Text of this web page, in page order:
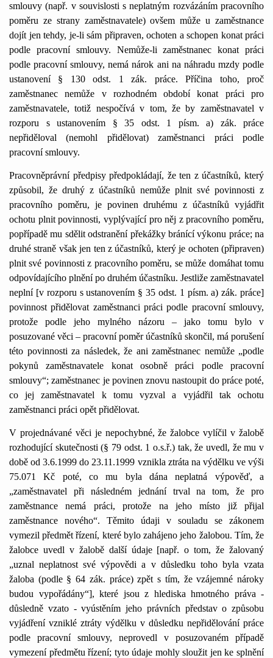
smlouvy (např. v souvislosti s neplatným rozvázáním pracovního
poměru ze strany zaměstnavatele) ovšem může u zaměstnance
dojít jen tehdy, je-li sám připraven, ochoten a schopen konat práci
podle pracovní smlouvy. Nemůže-li zaměstnanec konat práci
podle pracovní smlouvy, nemá nárok ani na náhradu mzdy podle
ustanovení § 130 odst. 1 zák. práce. Příčina toho, proč
zaměstnanec nemůže v rozhodném období konat práci pro
zaměstnavatele, totiž nespočívá v tom, že by zaměstnavatel v
rozporu s ustanovením § 35 odst. 1 písm. a) zák. práce
nepřiděloval (nemohl přidělovat) zaměstnanci práci podle
pracovní smlouvy.
Pracovněprávní předpisy předpokládají, že ten z účastníků, který
způsobil, že druhý z účastníků nemůže plnit své povinnosti z
pracovního poměru, je povinen druhému z účastníků vyjádřit
ochotu plnit povinnosti, vyplývající pro něj z pracovního poměru,
popřípadě mu sdělit odstranění překážky bránící výkonu práce; na
druhé straně však jen ten z účastníků, který je ochoten (připraven)
plnit své povinnosti z pracovního poměru, se může domáhat tomu
odpovídajícího plnění po druhém účastníku. Jestliže zaměstnavatel
neplní [v rozporu s ustanovením § 35 odst. 1 písm. a) zák. práce]
povinnost přidělovat zaměstnanci práci podle pracovní smlouvy,
protože podle jeho mylného názoru – jako tomu bylo v
posuzované věci – pracovní poměr účastníků skončil, má porušení
této povinnosti za následek, že ani zaměstnanec nemůže „podle
pokynů zaměstnavatele konat osobně práci podle pracovní
smlouvy“; zaměstnanec je povinen znovu nastoupit do práce poté,
co jej zaměstnavatel k tomu vyzval a vyjádřil tak ochotu
zaměstnanci práci opět přidělovat.
V projednávané věci je nepochybné, že žalobce vylíčil v žalobě
rozhodující skutečnosti (§ 79 odst. 1 o.s.ř.) tak, že uvedl, že mu v
době od 3.6.1999 do 23.11.1999 vznikla ztráta na výdělku ve výši
75.071 Kč poté, co mu byla dána neplatná výpověď, a
„zaměstnavatel při následném jednání trval na tom, že pro
zaměstnance nemá práci, protože na jeho místo již přijal
zaměstnance nového“. Těmito údaji v souladu se zákonem
vymezil předmět řízení, které bylo zahájeno jeho žalobou. Tím, že
žalobce uvedl v žalobě další údaje [např. o tom, že žalovaný
„uznal neplatnost své výpovědi a v důsledku toho byla vzata
žaloba (podle § 64 zák. práce) zpět s tím, že vzájemné nároky
budou vypořádány“], které jsou z hlediska hmotného práva -
důsledně vzato - vyústěním jeho právních představ o způsobu
vyjádření vzniklé ztráty výdělku v důsledku nepřidělování práce
podle pracovní smlouvy, neprovedl v posuzovaném případě
vymezení předmětu řízení; tyto údaje mohly sloužit jen ke splnění